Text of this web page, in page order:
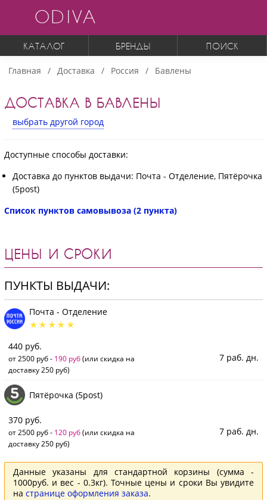
ODIVA
КАТАЛОГ БРЕНДЫ ПОИСК
Главная Доставка Россия Бавлены
ДОСТАВКА В БАВЛЕНЫ
выбрать другой город
Доступные способы доставки:
Доставка до пунктов выдачи: Почта - Отделение, Пятёрочка
(5post)
Список пунктов самовывоза (2 пункта)
ЦЕНЫ И СРОКИ
ПУНКТЫ ВЫДАЧИ:
Почта - Отделение
440 руб.
от 2500 руб - 190 руб(или скидка на
доставку 250 руб)
7 раб. дн.
Пятёрочка (5post)
370 руб.
от 2500 руб - 120 руб(или скидка на
доставку 250 руб)
7 раб. дн.
Данные указаны для стандартной корзины (сумма -
1000руб. и вес - 0.3кг). Точные цены и сроки Вы увидите
на странице оформления заказа.